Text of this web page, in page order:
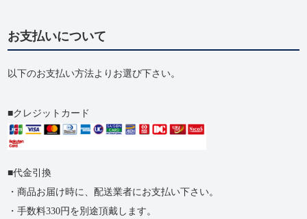
お支払いについて
以下のお支払い方法よりお選び下さい。
クレジットカード
代金引換
・商品お届け時に、配送業者にお支払い下さい。
・手数料330円を別途頂戴します。